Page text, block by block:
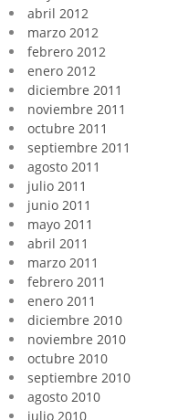
abril 2012
marzo 2012
febrero 2012
enero 2012
diciembre 2011
noviembre 2011
octubre 2011
septiembre 2011
agosto 2011
julio 2011
junio 2011
mayo 2011
abril 2011
marzo 2011
febrero 2011
enero 2011
diciembre 2010
noviembre 2010
octubre 2010
septiembre 2010
agosto 2010
julio 2010